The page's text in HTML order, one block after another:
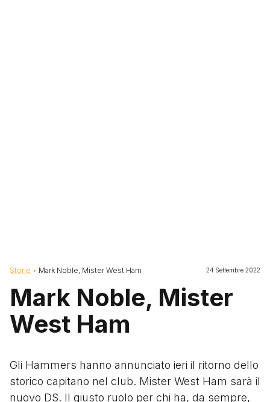
Briciole di pane
Storie Mark Noble, Mister West Ham 24 Settembre 2022
Mark Noble, Mister
West Ham
Gli Hammers hanno annunciato ieri il ritorno dello
storico capitano nel club. Mister West Ham sarà il
nuovo DS. Il giusto ruolo per chi ha, da sempre,